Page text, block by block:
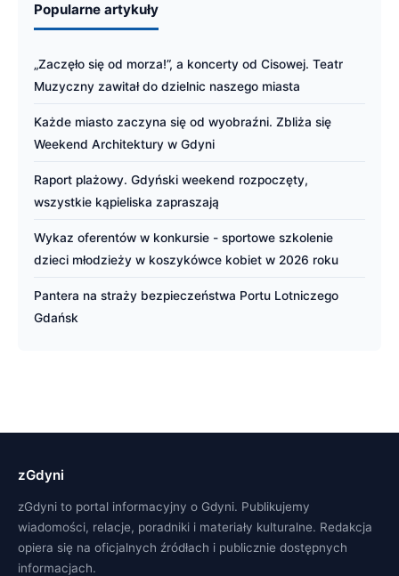
Popularne artykuły
„Zaczęło się od morza!”, a koncerty od Cisowej. Teatr
Muzyczny zawitał do dzielnic naszego miasta
Każde miasto zaczyna się od wyobraźni. Zbliża się
Weekend Architektury w Gdyni
Raport plażowy. Gdyński weekend rozpoczęty,
wszystkie kąpieliska zapraszają
Wykaz oferentów w konkursie - sportowe szkolenie
dzieci młodzieży w koszykówce kobiet w 2026 roku
Pantera na straży bezpieczeństwa Portu Lotniczego
Gdańsk
zGdyni
zGdyni to portal informacyjny o Gdyni. Publikujemy
wiadomości, relacje, poradniki i materiały kulturalne. Redakcja
opiera się na oficjalnych źródłach i publicznie dostępnych
informacjach.